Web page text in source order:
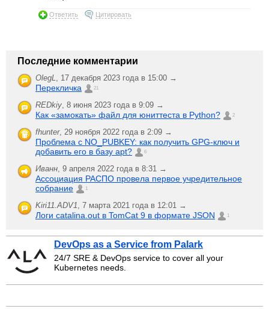
Ответить Цитировать
Последние комментарии
OlegL 17 декабря 2023 года в 15:00 →
Перекличка 21
REDkiy 8 июня 2023 года в 9:09 →
Как «замокать» файл для юниттеста в Python? 2
fhunter, 29 ноября 2022 года в 2:09 →
Проблема с NO_PUBKEY: как получить GPG-ключ и
добавить его в базу apt?
6
Иванн 9 апреля 2022 года в 8:31 →
Ассоциация РАСПО провела первое учредительное
собрание
1
Kiri11.ADV1 7 марта 2021 года в 12:01 →
Логи catalina.out в TomCat 9 в формате JSON 1
DevOps as a Service from Palark
24/7 SRE & DevOps service to cover all your
Kubernetes needs.